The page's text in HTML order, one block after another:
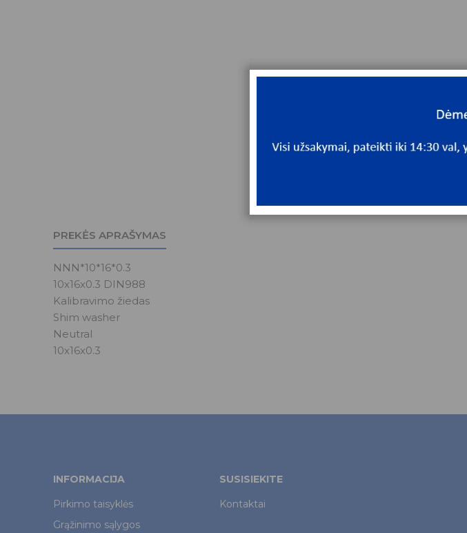
PREKĖS APRAŠYMAS
NNN*10*16*0.3
10x16x0.3 DIN988
Kalibravimo žiedas
Shim washer
Neutral
10x16x0.3
INFORMACIJA
Pirkimo taisyklės
Grąžinimo sąlygos
SUSISIEKITE
Kontaktai